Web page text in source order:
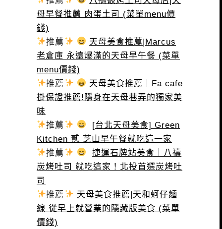
母早餐推薦 肉蛋土司 (菜單menu價
錢)
推薦
天母美食推薦|Marcus
老倉庫 永遠爆滿的天母早午餐 (菜單
menu價錢)
推薦
天母美食推薦｜Fa cafe
掛保證推薦!隱身在天母巷弄的獨家美
味
推薦
[台北天母美食] Green
Kitchen 貳 芝山早午餐就吃這一家
推薦
捷運石牌站美食｜八禱
炭烤吐司 就吃這家！北投首選炭烤吐
司
推薦
天母美食推薦|天和蚵仔麵
線 從早上就營業的隱藏版美食 (菜單
價錢)